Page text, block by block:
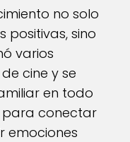
no solo
positivas, sino
varios
cine y se
en todo
para conectar
emociones